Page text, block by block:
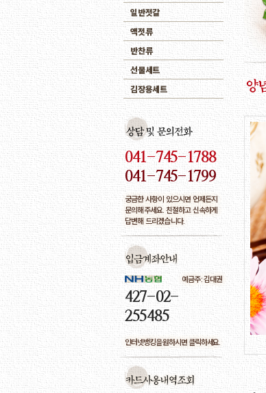
일반젓갈
액젓류
반찬류
선물세트
김장용세트
041-745-1788
041-745-1799
궁금한 사항이 있으시면 언제든지
문의해주세요. 친절하고 신속하게
답변해 드리겠습니다.
예금주 : 김대권
427-02-
255485
인터넷뱅킹을 원하시면 클릭하세요.